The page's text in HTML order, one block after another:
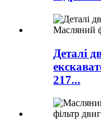
Деталі
217...